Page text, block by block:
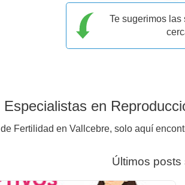
Te sugerimos
en
Fertilidad en Vallcebre, solo aquí
Últimos posts